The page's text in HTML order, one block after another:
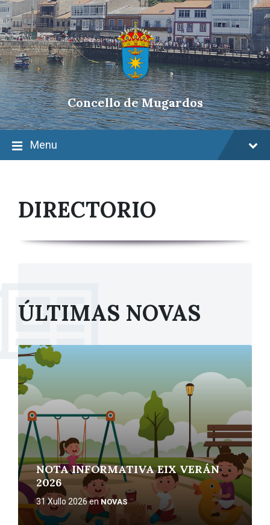
Skip
to
content
Skip
to
main
navigation
Skip
to
footer
Concello de Mugardos
Menu
DIRECTORIO
ÚLTIMAS NOVAS
NOTA INFORMATIVA EIX VERÁN
2026
31 Xullo 2026en NOVAS
More